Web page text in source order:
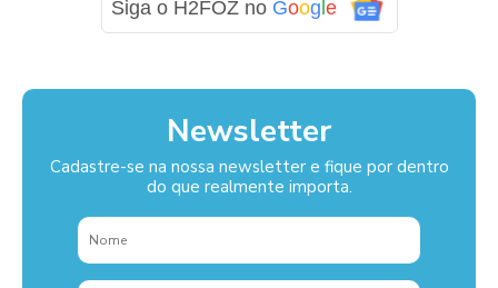
Siga o H2FOZ no Google
Newsletter
Cadastre-se na nossa newsletter e fique por dentro
do que realmente importa.